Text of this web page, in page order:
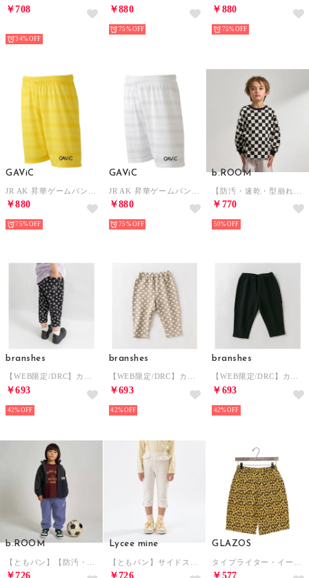
￥708
34%
￥880
75%
￥880
75%
GAViC
￥880
75%
GAViC
￥880
75%
b.ROOM
￥770
50%
branshes
【WEB限定/DRC】カットソー7分丈パンツ ゆったりサイズ （94:黒_小花柄）
￥693
42%
branshes
【WEB限定/DRC】カットソー7分丈パンツ ゆったりサイズ （92:ベージュ_ハート柄）
￥693
42%
branshes
【WEB限定/DRC】カットソー7分丈パンツ ゆったりサイズ （85:ブラック）
￥693
42%
b.ROOM
￥726
Lycee mine
￥726
GLAZOS
￥577